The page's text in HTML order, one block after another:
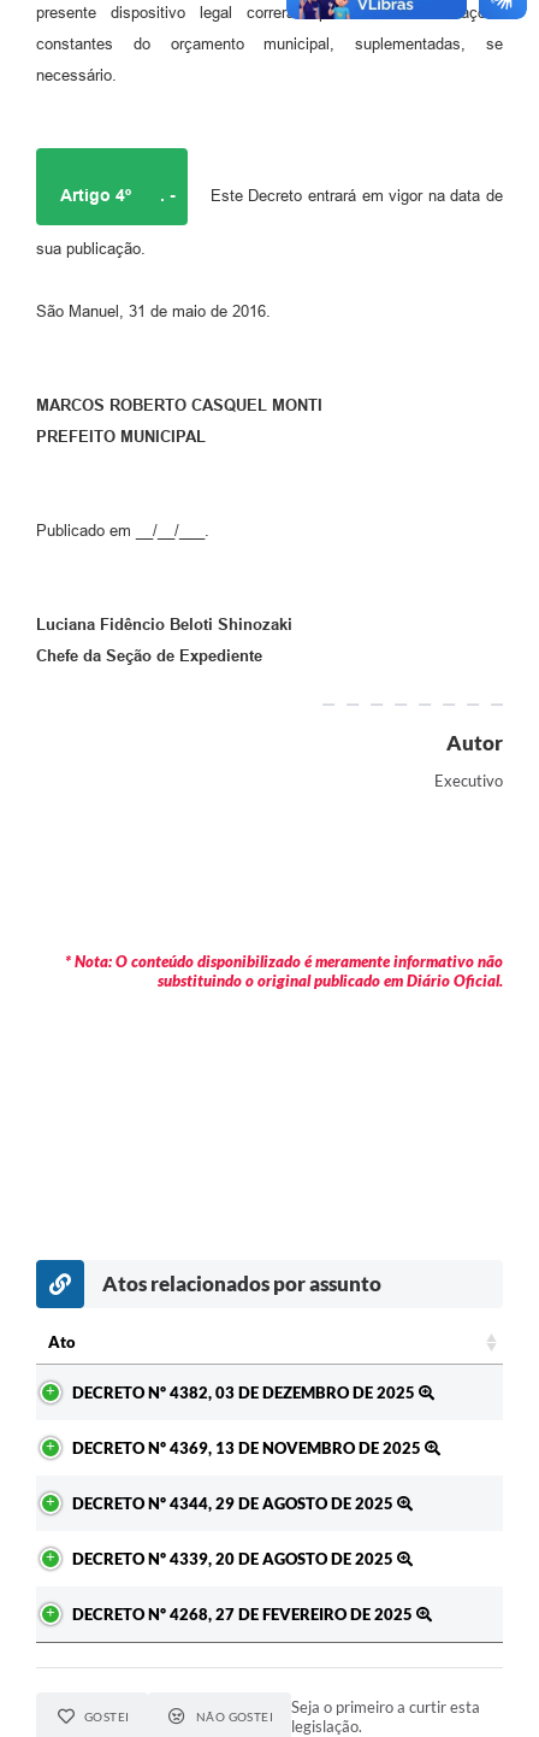
presente dispositivo legal correrão por conta de dotações
constantes do orçamento municipal, suplementadas, se
necessário.
Artigo 4º . - Este Decreto entrará em vigor na data de
sua publicação.
São Manuel, 31 de maio de 2016.
MARCOS ROBERTO CASQUEL MONTI
PREFEITO MUNICIPAL
Publicado em __/__/___.
Luciana Fidêncio Beloti Shinozaki
Chefe da Seção de Expediente
Autor
Executivo
* Nota: O conteúdo disponibilizado é meramente informativo não
substituindo o original publicado em Diário Oficial.
Atos relacionados por assunto
Ato
DECRETO Nº 4382, 03 DE DEZEMBRO DE 2025
DECRETO Nº 4369, 13 DE NOVEMBRO DE 2025
DECRETO Nº 4344, 29 DE AGOSTO DE 2025
DECRETO Nº 4339, 20 DE AGOSTO DE 2025
DECRETO Nº 4268, 27 DE FEVEREIRO DE 2025
GOSTEI NÃO GOSTEI
Seja o primeiro a curtir esta
legislação.